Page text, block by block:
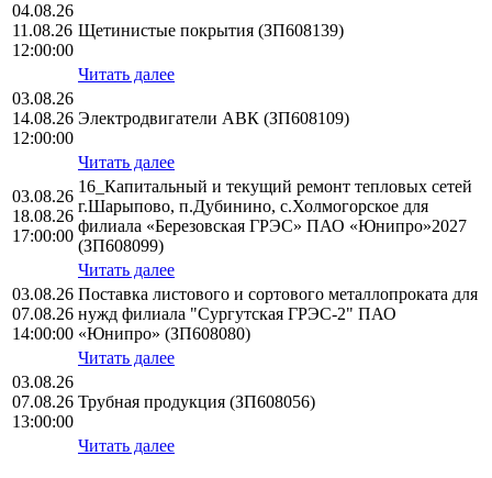
04.08.26
11.08.26
12:00:00
Щетинистые покрытия (ЗП608139)
Читать далее
03.08.26
14.08.26
12:00:00
Электродвигатели АВК (ЗП608109)
Читать далее
03.08.26
18.08.26
17:00:00
16_Капитальный и текущий ремонт тепловых сетей
г.Шарыпово, п.Дубинино, с.Холмогорское для
филиала «Березовская ГРЭС» ПАО «Юнипро»2027
(ЗП608099)
Читать далее
03.08.26
07.08.26
14:00:00
Поставка листового и сортового металлопроката для
нужд филиала "Сургутская ГРЭС-2" ПАО
«Юнипро» (ЗП608080)
Читать далее
03.08.26
07.08.26
13:00:00
Трубная продукция (ЗП608056)
Читать далее